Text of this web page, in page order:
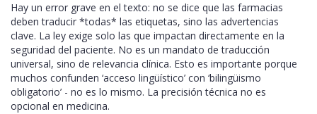
Hay un error grave en el texto: no se dice que las farmacias
deben traducir *todas* las etiquetas, sino las advertencias
clave. La ley exige solo las que impactan directamente en la
seguridad del paciente. No es un mandato de traducción
universal, sino de relevancia clínica. Esto es importante porque
muchos confunden ‘acceso lingüístico’ con ‘bilingüismo
obligatorio’ - no es lo mismo. La precisión técnica no es
opcional en medicina.